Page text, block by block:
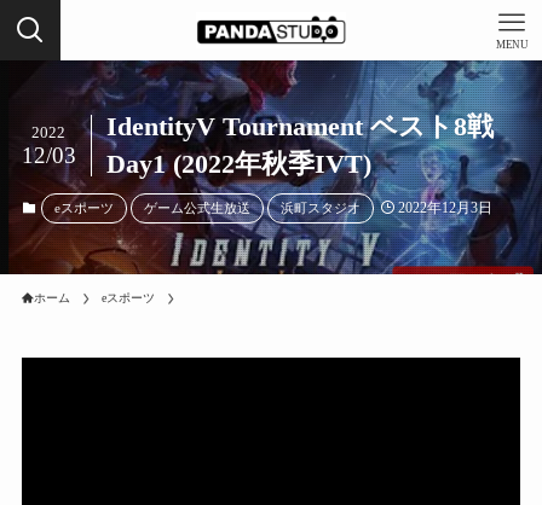
MENU
IdentityV Tournament ベスト8戦
Day1 (2022年秋季IVT)
2022
12/03
eスポーツ ゲーム公式生放送 浜町スタジオ 2022年12月3日
ホーム eスポーツ